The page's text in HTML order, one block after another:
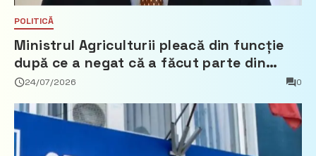
POLITICĂ
Ministrul Agriculturii pleacă din funcție
după ce a negat că a făcut parte din
Partidul Democrat
24/07/2026 0